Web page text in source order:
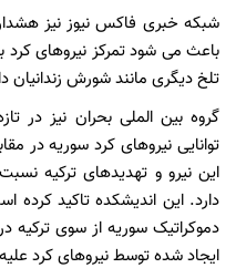
شبکه خبری فاکس نیوز نیز
باعث می شود تمرکز نیروهای کرد
تلخ دیگری مانند شورش زندانیان
گروه بین الملی بحران نیز در
توانایی نیروهای کرد سوریه در
این نیرو و تهدیدهای ترکیه
دارد. این اندیشکده تاکید
دموکراتیک سوریه از سوی ترکیه
ایجاد شده توسط نیروهای کرد